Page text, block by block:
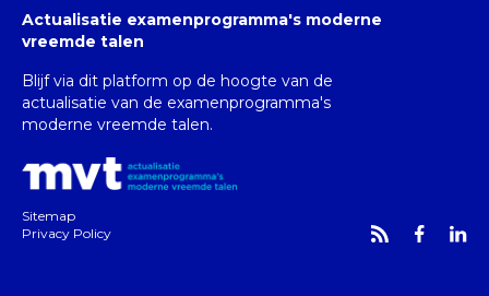
Actualisatie examenprogramma's moderne
vreemde talen
Blijf via dit platform op de hoogte van de
actualisatie van de examenprogramma's
moderne vreemde talen.
Sitemap
Privacy Policy